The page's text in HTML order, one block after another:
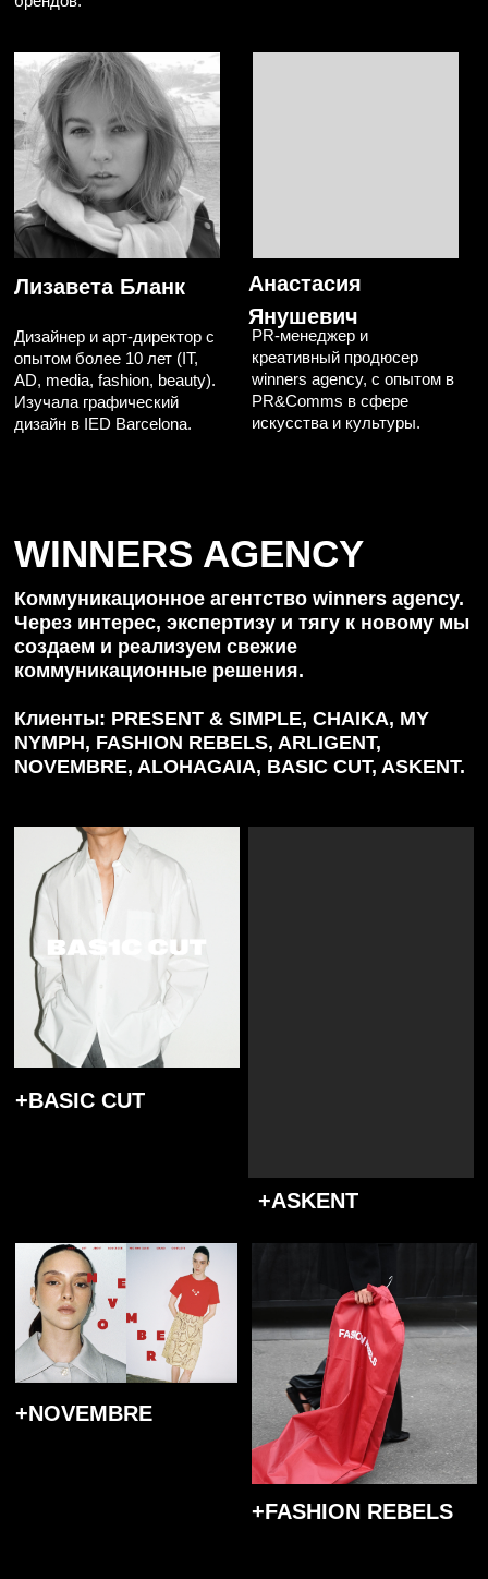
REACH OUT
HELLO@WNR.AGENCY
TELEGRAM:
WINNERSAGENCY
КУПИТЬ
ЗАПИСЬ
ЛЕКЦИИ
ИП Смирнова Елена Александровна
ИНН: ИНН 463226263422
ОГРНИП 318774600263309
Публичная оферта